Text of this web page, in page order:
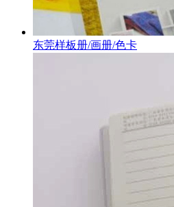
东莞样板册/画册/色卡